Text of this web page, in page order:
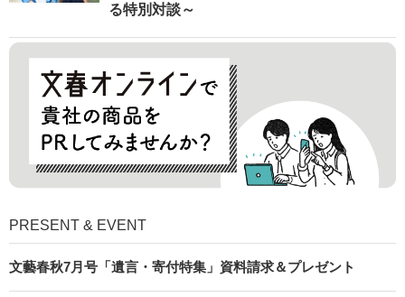
る特別対談～
PRESENT & EVENT
文藝春秋7月号「遺言・寄付特集」資料請求＆プレゼント